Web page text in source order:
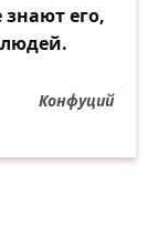
его,
людей.
Конфуций